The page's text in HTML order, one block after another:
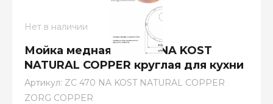
Нет в наличии
Мойка медная ZC 470 NA KOST
NATURAL COPPER круглая для кухни
Артикул: ZC 470 NA KOST NATURAL COPPER
ZORG COPPER